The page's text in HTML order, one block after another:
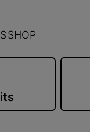
SHOP